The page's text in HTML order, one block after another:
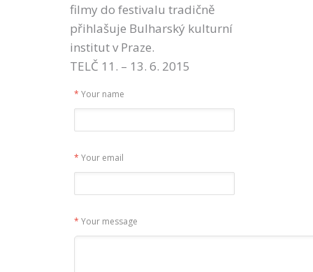
filmy do festivalu tradičně
přihlašuje Bulharský kulturní
institut v Praze.
TELČ 11. – 13. 6. 2015
* Your name
* Your email
* Your message